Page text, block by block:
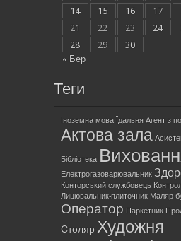
« Бер
14
15 16 17
21
22 23 24
28
29 30
Теги
Іноземна мова Їдальня Агент з
Актова зала
Бібліотека
Електрогазоварювальник
Конторський службовець
Лицювальник-плиточник Маляр
Оператор Паркетник
Столяр Художня